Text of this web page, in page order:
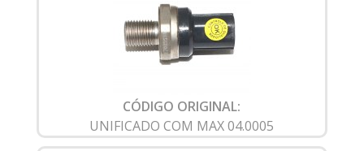
CÓDIGO ORIGINAL:
UNIFICADO COM MAX 04.0005